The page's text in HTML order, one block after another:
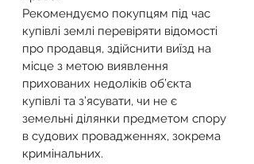
Рекомендуємо покупцям під час
купівлі землі перевіряти відомості
про продавця, здійснити виїзд на
місце з метою виявлення
прихованих недоліків об’єкта
купівлі та з’ясувати, чи не є
земельні ділянки предметом спору
в судових провадженнях, зокрема
кримінальних.